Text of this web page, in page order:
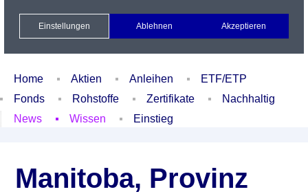
Xetra Realtime
Watchlist Portfolio Login
Home Aktien Anleihen
ETF/ETP
Fonds
Rohstoffe Zertifikate
Nachhaltig
News
Wissen Einstieg
Manitoba, Provinz
Einstellungen Ablehnen Akzeptieren